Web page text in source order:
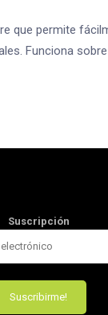
que permite
Funciona
Suscripción